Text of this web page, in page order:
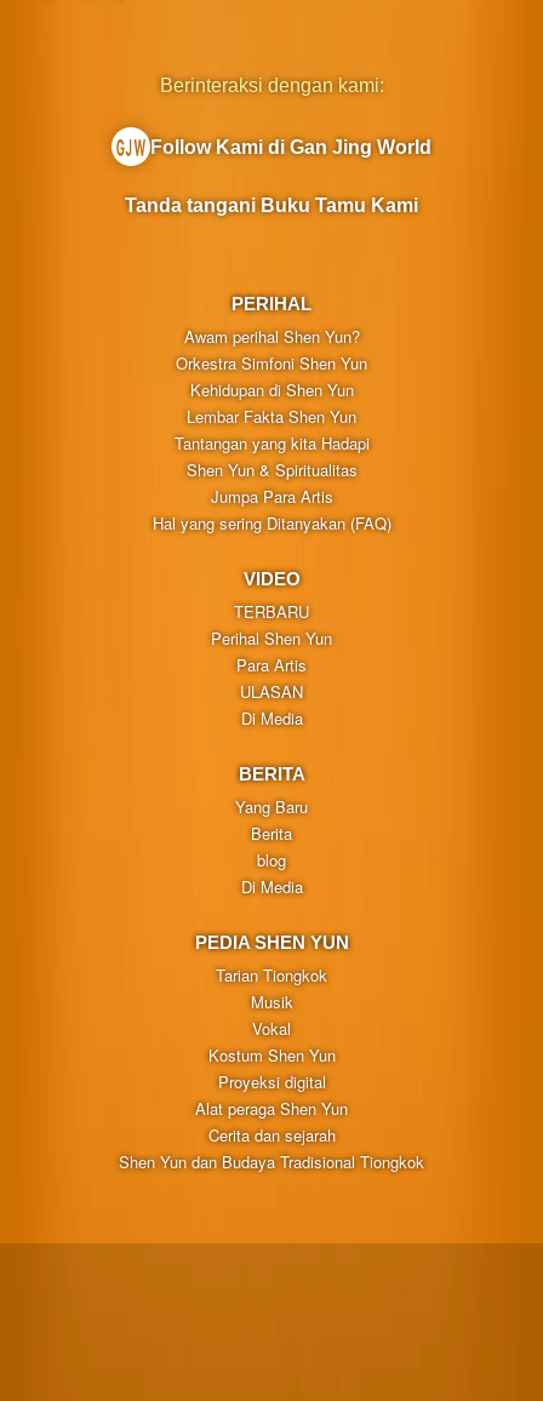
PERIHAL
Awam perihal Shen Yun?
Orkestra Simfoni Shen Yun
Kehidupan di Shen Yun
Lembar Fakta Shen Yun
Tantangan yang kita Hadapi
Shen Yun & Spiritualitas
Jumpa Para Artis
Hal yang sering Ditanyakan (FAQ)
VIDEO
TERBARU
Perihal Shen Yun
Para Artis
ULASAN
Di Media
BERITA
Yang Baru
Berita
blog
Di Media
PEDIA SHEN YUN
Tarian Tiongkok
Musik
Vokal
Kostum Shen Yun
Proyeksi digital
Alat peraga Shen Yun
Cerita dan sejarah
Shen Yun dan Budaya Tradisional Tiongkok
Berinteraksi dengan kami:
Follow Kami di Gan Jing World
Tanda tangani Buku Tamu Kami